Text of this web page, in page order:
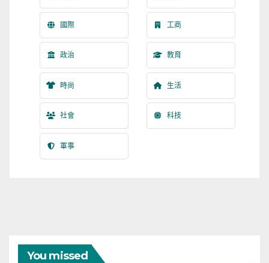
國際 工商
政治 教育
時尚 生活
社會 科技
軍事
You missed